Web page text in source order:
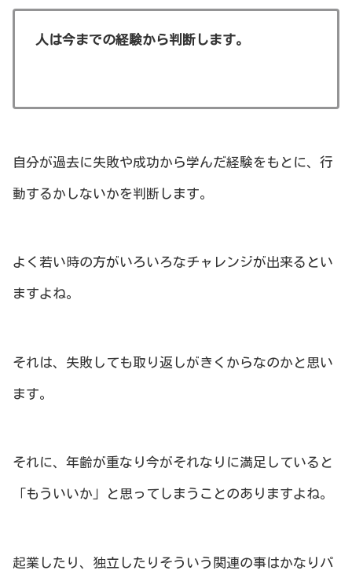
人は今までの経験から判断します。
自分が過去に失敗や成功から学んだ経験をもとに、行
動するかしないかを判断します。
よく若い時の方がいろいろなチャレンジが出来るとい
ますよね。
それは、失敗しても取り返しがきくからなのかと思い
ます。
それに、年齢が重なり今がそれなりに満足していると
「もういいか」と思ってしまうことのありますよね。
起業したり、独立したりそういう関連の事はかなりパ